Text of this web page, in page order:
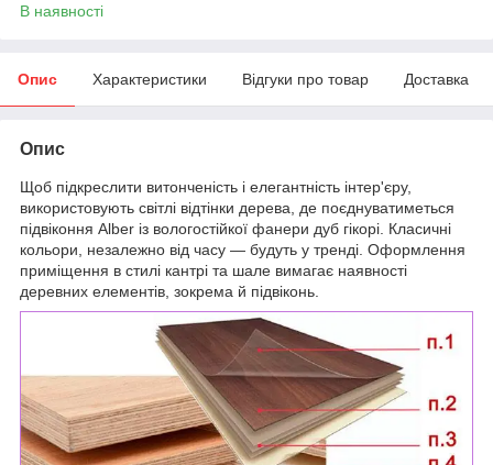
В наявності
Опис Характеристики Відгуки про товар Доставка
Опис
Щоб підкреслити витонченість і елегантність інтер'єру,
використовують світлі відтінки дерева, де поєднуватиметься
підвіконня Alber із вологостійкої фанери дуб гікорі. Класичні
кольори, незалежно від часу — будуть у тренді. Оформлення
приміщення в стилі кантрі та шале вимагає наявності
деревних елементів, зокрема й підвіконь.